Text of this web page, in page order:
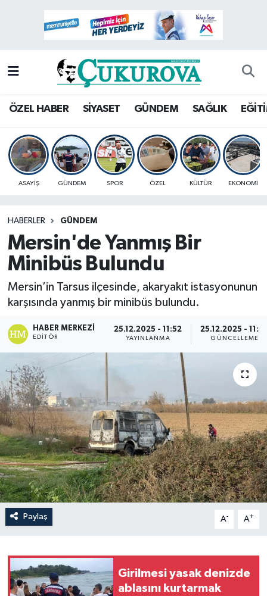
ÖZEL HABER SİYASET GÜNDEM SAĞLIK
ASAYİŞ GÜNDEM SPOR ÖZEL KÜLTÜR EKONOMİ
HABERLER GÜNDEM
Mersin'de Yanmış Bir
Minibüs Bulundu
Mersin’in Tarsus ilçesinde, akaryakıt istasyonunun
karşısında yanmış bir minibüs bulundu.
HABER MERKEZI
EDITÖR
25.12.2025 - 11:52
YAYINLANMA
25.12.2025 -
GÜNCELLEME
Paylaş A- A+
Girilmesi yasak denizde
ablasını kurtarmak
Mersin Hava Durumu
Mersin Namaz Vakitleri
Mersin Trafik Yoğunluk Haritası
Süper Lig Puan Durumu ve Fikstür
Haber Arşivi